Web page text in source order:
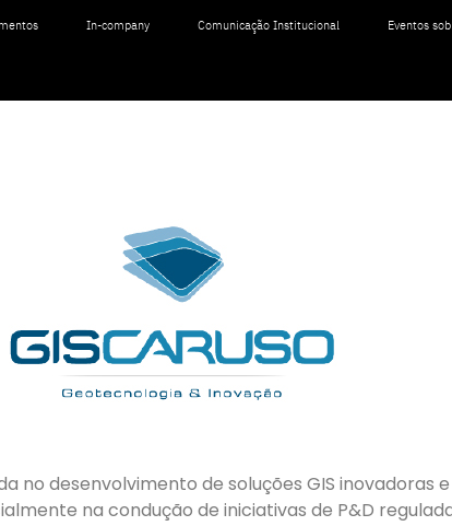
In-company Comunicação Institucional Eventos
no desenvolvimento de soluções GIS inovadoras
na condução de iniciativas de P&D